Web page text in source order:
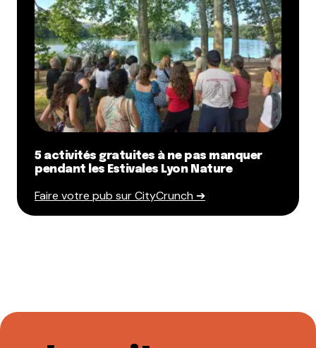
5 activités gratuites à ne pas manquer
pendant les Estivales Lyon Nature
Faire votre pub sur CityCrunch ➔